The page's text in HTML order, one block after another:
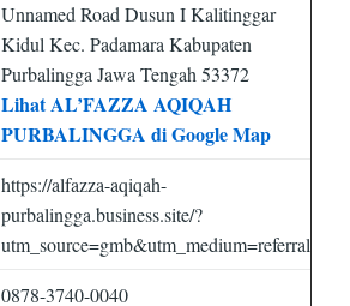
Unnamed Road Dusun I Kalitinggar
Kidul Kec. Padamara Kabupaten
Purbalingga Jawa Tengah 53372
Lihat AL’FAZZA AQIQAH
PURBALINGGA di Google Map
https://alfazza-aqiqah-
purbalingga.business.site/?
utm_source=gmb&utm_medium=referral
0878-3740-0040